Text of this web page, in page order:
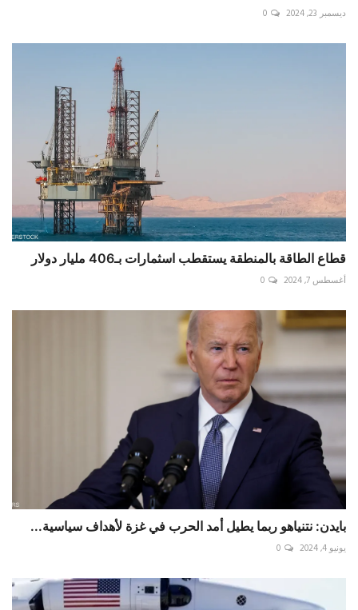
ديسمبر 23, 2024 0
قطاع الطاقة بالمنطقة يستقطب اسثمارات بـ406 مليار دولار
أغسطس 7, 2024 0
بايدن: نتنياهو ربما يطيل أمد الحرب في غزة لأهداف سياسية...
يونيو 4, 2024 0